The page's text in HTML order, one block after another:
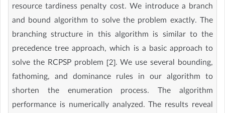
resource tardiness penalty cost. We introduce a branch
and bound algorithm to solve the problem exactly. The
branching structure in this algorithm is similar to the
precedence tree approach, which is a basic approach to
solve the RCPSP problem [2]. We use several bounding,
fathoming, and dominance rules in our algorithm to
shorten the enumeration process. The algorithm
performance is numerically analyzed. The results reveal